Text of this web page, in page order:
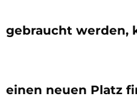
gebraucht werden,
einen neuen Platz